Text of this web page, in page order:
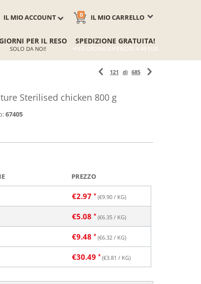
IL MIO CARRELLO
0
IL MIO ACCOUNT
PER IL RESO
SOLO DA NOI!
SPEDIZIONE GRATUITA!
*PER ORDINI SUPERIORI A 49 EUR
121 di 685
Sterilised chicken 800 g
67405
PREZZO
€2.97 (€9.90/ KG)
€5.08 (€6.35/ KG)
€9.48 (€6.32/ KG)
€30.49 (€3.81 / KG)